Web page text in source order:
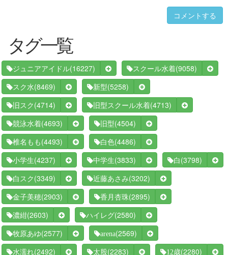
コメントする
タグ一覧
ジュニアアイドル(16227) スクール水着(9058)
スク水(8469) 新型(5258)
旧スク (4714) 旧型スクール水着(4713)
競泳水着(4693) 旧型(4504)
椎名もも (4493) 白色(4486)
小学生(4237) 中学生(3833) 白 (3798)
白スク (3349) 近藤あさみ(3202)
金子美穂(2903) 香月杏珠(2895)
濃紺(2603) ハイレグ(2580)
牧原あゆ(2577) arena(2569)
水濡れ(2492) 太股(2283) 12歳(2280)